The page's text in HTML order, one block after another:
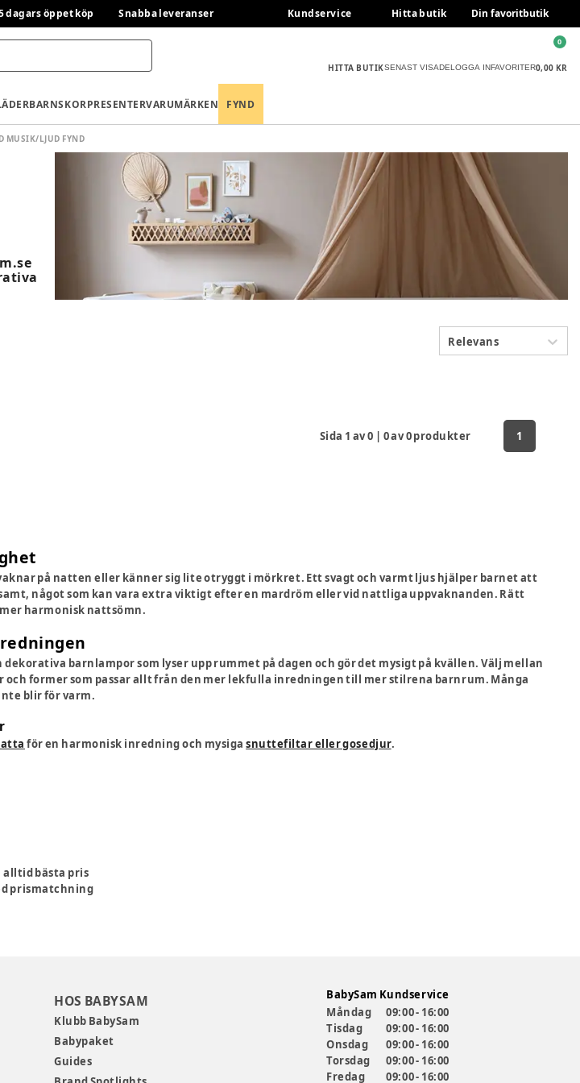
dagars öppet köp Snabba leveranser Kundservice Hitta butik Din favoritbutik
HITTA BUTIKSENAST VISADELOGGA INFAVORITER0,00 KR
0
BARNSKORPRESENTERVARUMÄRKEN FYND
MUSIK/LJUD FYND
Relevans
Sida 1 av0 | 0av0produkter 1
på natten eller känner sig lite otryggt i mörkret. Ett svagt och varmt ljus hjälper barnet att
något som kan vara extra viktigt efter en mardröm eller vid nattliga uppvaknanden. Rätt
harmonisk nattsömn.
barnlampor som lyser upp rummet på dagen och gör det mysigt på kvällen. Välj mellan
former som passar allt från den mer lekfulla inredningen till mer stilrena barnrum. Många
blir för varm.
för en harmonisk inredning och mysigasnuttefiltar eller gosedjur.
alltid bästa pris
prismatchning
HOS BABYSAM
Klubb BabySam
Babypaket
Guides
BabySam Kundservice
Måndag
09:00 - 16:00
Tisdag
09:00 - 16:00
Onsdag
09:00 - 16:00
Torsdag
09:00 - 16:00
Fredag
09:00 - 16:00